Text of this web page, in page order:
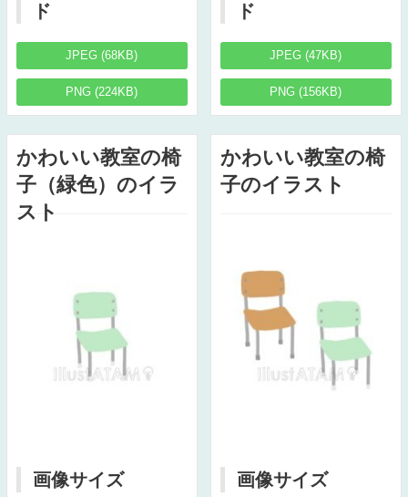
ド
JPEG (68KB)
PNG (224KB)
ド
JPEG (47KB)
PNG (156KB)
かわいい教室の椅
子（緑色）のイラ
スト
画像サイズ
かわいい教室の椅
子のイラスト
画像サイズ